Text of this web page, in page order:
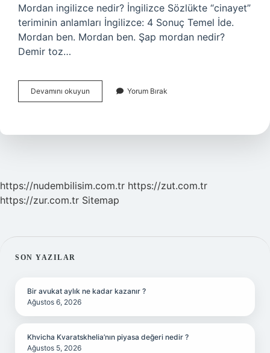
Mordan ingilizce nedir? İngilizce Sözlükte “cinayet”
teriminin anlamları İngilizce: 4 Sonuç Temel İde.
Mordan ben. Mordan ben. Şap mordan nedir?
Demir toz…
Devamını okuyun
Ne
Yorum Bırak
https://nudembilisim.com.tr https://zut.com.tr
https://zur.com.tr Sitemap
SIDEBAR
SON YAZILAR
Bir avukat aylık ne kadar kazanır ?
Ağustos 6, 2026
Khvicha Kvaratskhelia’nın piyasa değeri nedir ?
Ağustos 5, 2026